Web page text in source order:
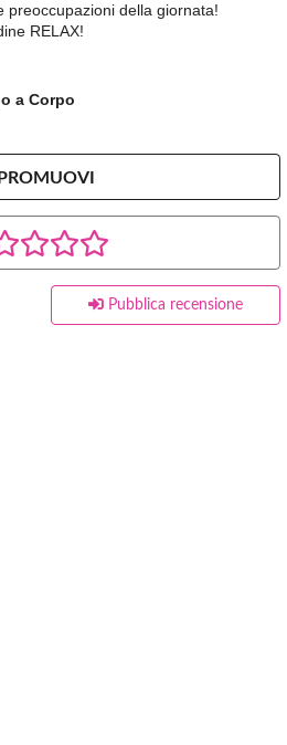
preoccupazioni della giornata!
RELAX!
a Corpo
PROMUOVI
Pubblica recensione